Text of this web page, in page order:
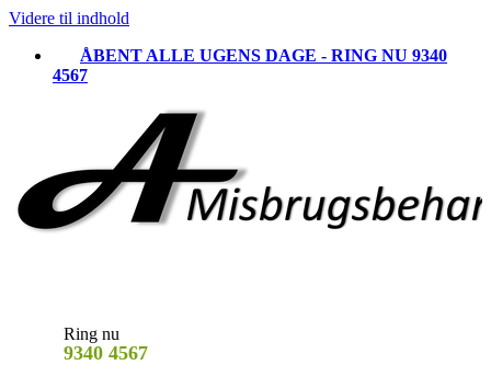
Videre til indhold
ÅBENT ALLE UGENS DAGE - RING NU 9340
4567
Ring nu
9340 4567